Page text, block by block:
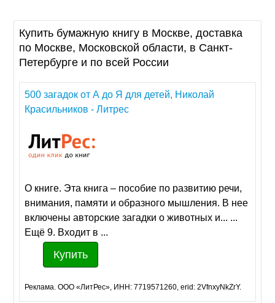
Купить бумажную книгу в Москве, доставка
по Москве, Московской области, в Санкт-
Петербурге и по всей России
500 загадок от А до Я для детей, Николай
Красильников - Литрес
О книге. Эта книга – пособие по развитию речи,
внимания, памяти и образного мышления. В нее
включены авторские загадки о животных и... ...
Ещё 9. Входит в ...
Купить
Реклама. ООО «ЛитРес», ИНН: 7719571260, erid: 2VfnxyNkZrY.